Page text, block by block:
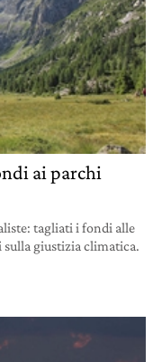
ai parchi
tagliati i fondi alle
giustizia climatica.